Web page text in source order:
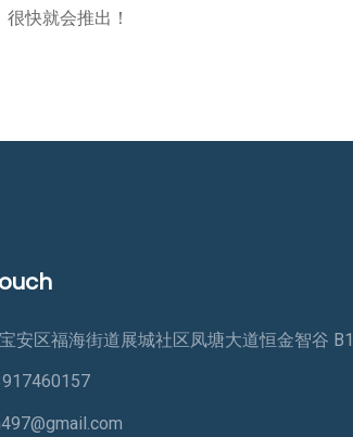
快就会推出！
安区福海街道展城社区凤塘大道恒金智谷